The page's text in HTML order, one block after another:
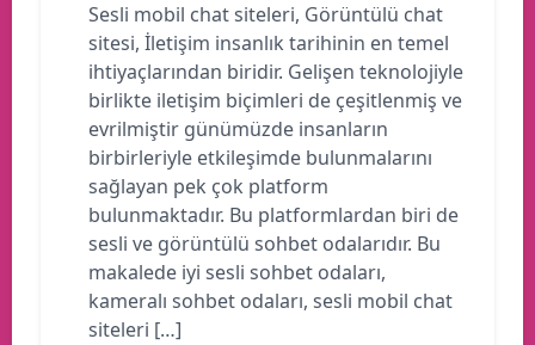
Sesli mobil chat siteleri, Görüntülü chat
sitesi, İletişim insanlık tarihinin en temel
ihtiyaçlarından biridir. Gelişen teknolojiyle
birlikte iletişim biçimleri de çeşitlenmiş ve
evrilmiştir günümüzde insanların
birbirleriyle etkileşimde bulunmalarını
sağlayan pek çok platform
bulunmaktadır. Bu platformlardan biri de
sesli ve görüntülü sohbet odalarıdır. Bu
makalede iyi sesli sohbet odaları,
kameralı sohbet odaları, sesli mobil chat
siteleri […]